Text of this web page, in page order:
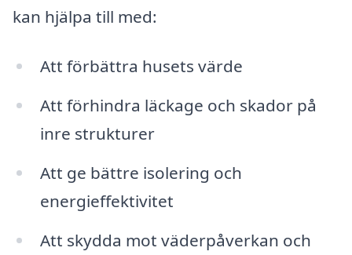
kan hjälpa till med:
Att förbättra husets värde
Att förhindra läckage och skador på
inre strukturer
Att ge bättre isolering och
energieffektivitet
Att skydda mot väderpåverkan och